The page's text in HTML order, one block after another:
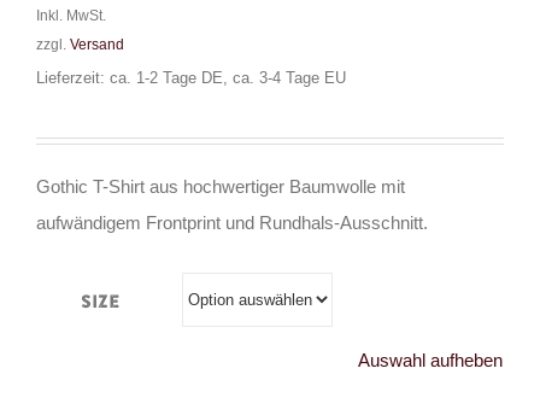
Inkl. MwSt.
zzgl. Versand
Lieferzeit: ca. 1-2 Tage DE, ca. 3-4 Tage EU
Gothic T-Shirt aus hochwertiger Baumwolle mit
aufwändigem Frontprint und Rundhals-Ausschnitt.
Size
Auswahl aufheben